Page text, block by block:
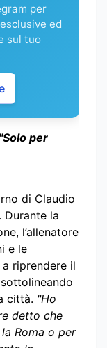
per
ed
sul tuo
"Solo per
di Claudio
Durante la
l’allenatore
e le
riprendere il
città. "Ho
detto che
Roma o per